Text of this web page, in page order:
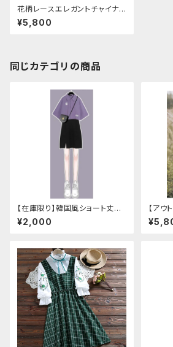
花柄レースエレガントチャイナワ
ンピース
¥5,800
同じカテゴリの商品
【在庫限り】韓国風ショート丈シ
ャツ（へそ出し：重ね着
¥2,000
【アウ
フード